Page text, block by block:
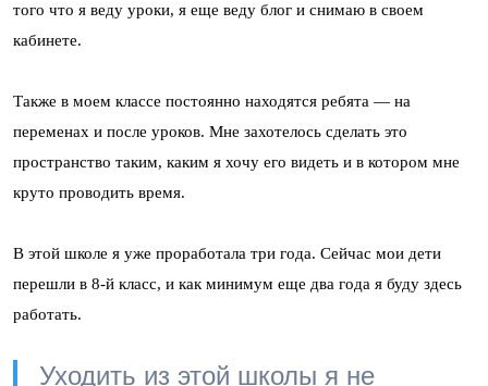
того что я веду уроки, я еще веду блог и снимаю в своем
кабинете.
Также в моем классе постоянно находятся ребята — на
переменах и после уроков. Мне захотелось сделать это
пространство таким, каким я хочу его видеть и в котором мне
круто проводить время.
В этой школе я уже проработала три года. Сейчас мои дети
перешли в 8-й класс, и как минимум еще два года я буду здесь
работать.
Уходить из этой школы я не